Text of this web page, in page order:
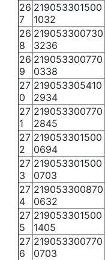
26
7
219053301500
1032
26
8
219053300730
3236
26
9
219053300770
0338
27
0
219053305410
2934
27
1
219053300770
2845
27
2
219053301500
0694
27
3
219053301500
0703
27
4
219053300870
0632
27
5
219053301500
1405
27
6
219053300770
0703